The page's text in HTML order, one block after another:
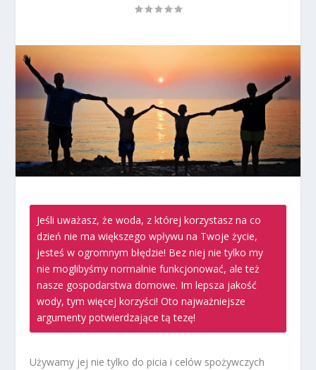
Jeśli uważasz, że woda, z której korzystasz na co
dzień nie ma większego wpływu na Twoje życie,
jesteś w ogromnym błędzie! Bez niej nie tylko my
nie moglibyśmy normalnie funkcjonować, ale też
nasze gospodarstwa domowe. Im lepsza jakość
wody, tym więcej korzyści! Oto najważniejsze
argumenty potwierdzające tą tezę!
Używamy jej nie tylko do picia i celów spożywczych